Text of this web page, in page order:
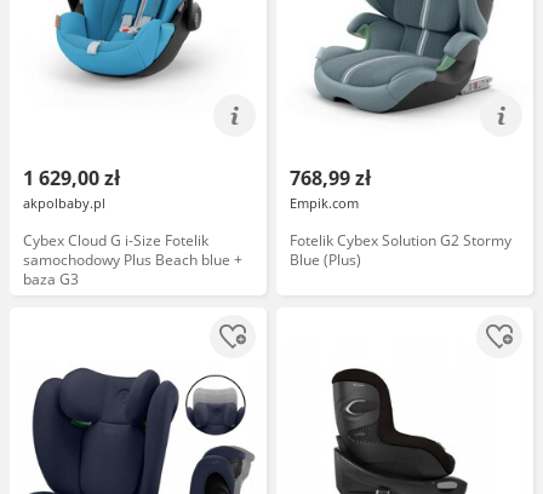
1 629,00 zł
akpolbaby.pl
Cybex Cloud G i-Size Fotelik
samochodowy Plus Beach blue +
baza G3
768,99 zł
Empik.com
Fotelik Cybex Solution G2 Stormy
Blue (Plus)